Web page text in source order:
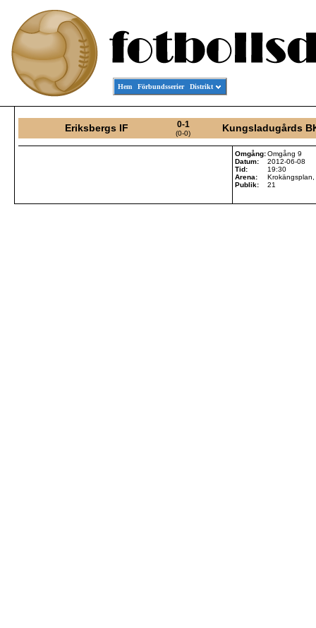
Hem Förbundsserier Distrikt
Eriksbergs IF 0-1
(0-0) Kungsladugårds
Omgång:Omgång 9
Datum:
2012-06-08
Tid:
19:30
Arena:
Publik:
21